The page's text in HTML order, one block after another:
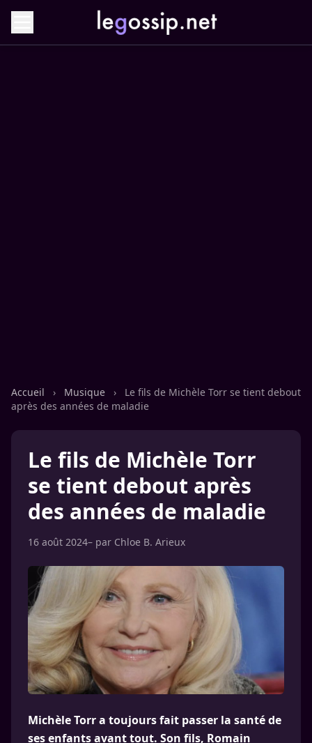
Accueil › Musique ›
Le fils de Michèle Torr se tient debout
après des années de maladie
Le fils de Michèle Torr
se tient debout après
des années de maladie
16 août 2024– par Chloe B. Arieux
Michèle Torr a toujours fait passer la santé de
ses enfants avant tout. Son fils, Romain